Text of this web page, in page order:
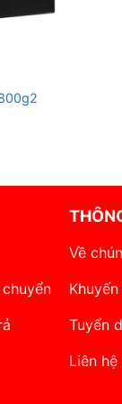
Về
Tuyển
Liên hệ